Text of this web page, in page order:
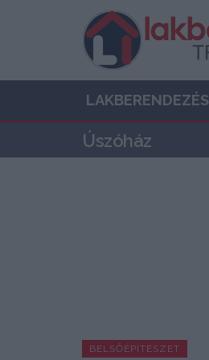
LAKBERENDEZÉS
Úszóház
BELSŐÉPÍTÉSZET